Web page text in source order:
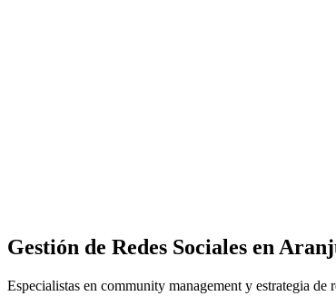
Gestión de Redes Sociales en
Especialistas en community management y estrategia de